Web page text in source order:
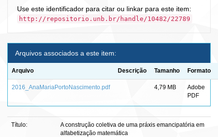
Use este identificador para citar ou linkar para este item:
http://repositorio.unb.br/handle/10482/22789
Arquivos associados a este item:
Arquivo Descrição Tamanho Formato
2016_AnaMariaPortoNascimento.pdf 4,79 MB
Adobe
PDF
Título:
A construção coletiva de uma práxis emancipatória em
alfabetização matemática